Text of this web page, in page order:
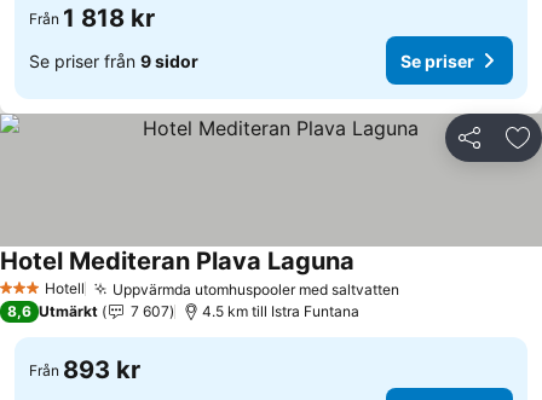
Från 1 818 kr
Se priser från 9 sidor Se priser
Dela
3 StjärnorHotell Uppvärmda utomhuspooler med saltvatten
Hotel Mediteran Plava Laguna
8,6 Utmärkt 7 607 4.5 km till Istra Funtana
Från 893 kr